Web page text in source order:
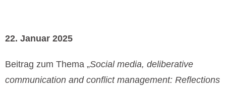
22. Januar 2025
Beitrag zum Thema „Social media, deliberative
communication and conflict management: Reflections